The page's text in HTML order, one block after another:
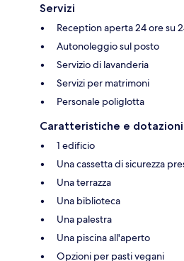
Servizi
Reception aperta 24 ore su
Autonoleggio sul posto
Servizio di lavanderia
Servizi per matrimoni
Personale poliglotta
Caratteristiche e dotazioni
1 edificio
Una cassetta di sicurezza
Una terrazza
Una biblioteca
Una palestra
Una piscina all'aperto
Opzioni per pasti vegani